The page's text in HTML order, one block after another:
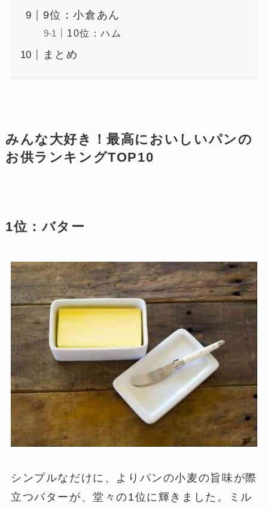
9位：小倉あん
10位：ハム
まとめ
みんな大好き！最高においしいパンの
お供ランキングTOP10
1位：バター
シンプルなだけに、よりパンの小麦の旨味が際
立つバターが、堂々の1位に輝きました。ミル